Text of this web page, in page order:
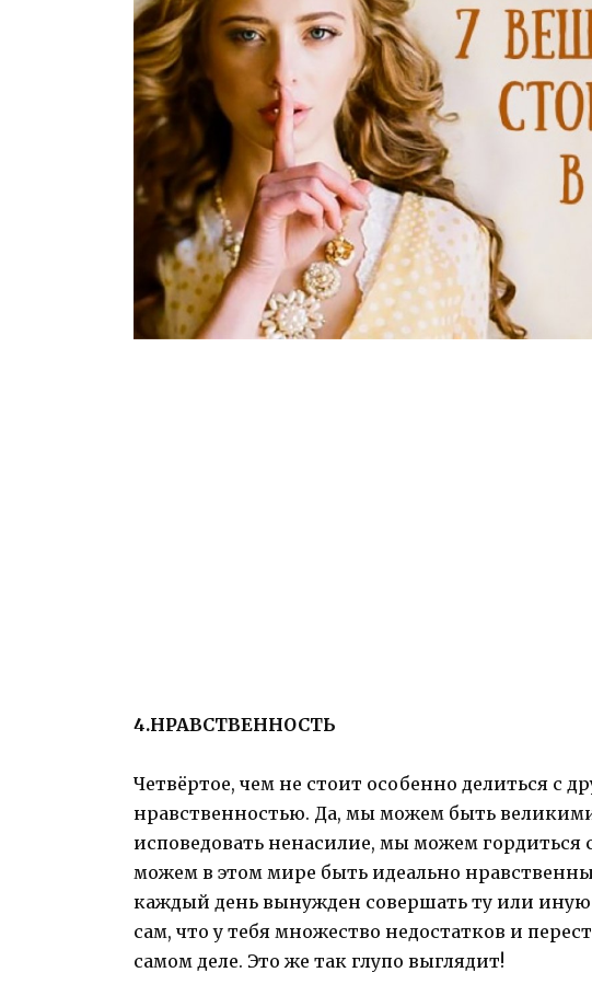
4.НРАВСТВЕННОСТЬ
Четвёртое, чем не стоит особенно делиться с
нравственностью. Да, мы можем быть
исповедовать ненасилие, мы можем
можем в этом мире быть идеально
каждый день вынужден совершать ту или
сам, что у тебя множество недостатков и
самом деле. Это же так глупо выглядит!